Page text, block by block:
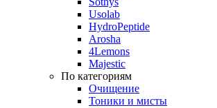
Usolab
HydroPeptide
Arosha
4Lemons
Majestic
По категориям
Очищение
Тоники и мисты